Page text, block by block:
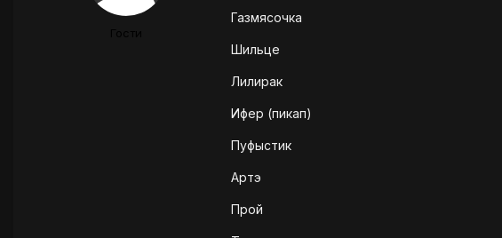
Газмясочка
Шильце
Лилирак
Ифер (пикап)
Пуфыстик
Артэ
Прой